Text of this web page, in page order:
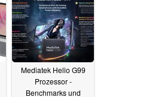
20.06.2024
Mediatek Helio G99
Prozessor -
Benchmarks und